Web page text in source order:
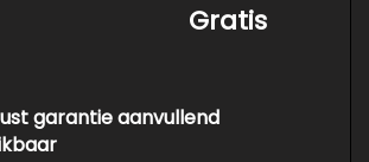
achter
voor
Gratis
garantie aanvullend